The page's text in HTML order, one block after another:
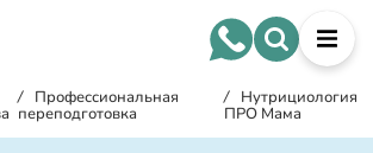
/ Профессиональная
переподготовка
/ Нутрициология
ПРО Мама